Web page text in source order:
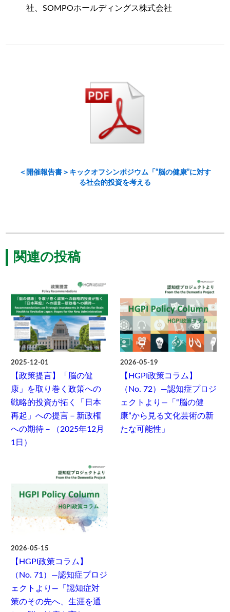
社、SOMPOホールディングス株式会社
＜開催報告書＞キックオフシンポジウム「“脳の健康”に対す
る社会的投資を考える
関連の投稿
2025-12-01
【政策提言】「脳の健
康」を取り巻く政策への
戦略的投資が拓く「日本
再起」への提言－新政権
への期待－（2025年12月
1日）
2026-05-19
【HGPI政策コラム】
（No. 72）―認知症プロジ
ェクトより―「“脳の健
康”から見る文化芸術の新
たな可能性」
2026-05-15
【HGPI政策コラム】
（No. 71）―認知症プロジ
ェクトより―「認知症対
策のその先へ、生涯を通